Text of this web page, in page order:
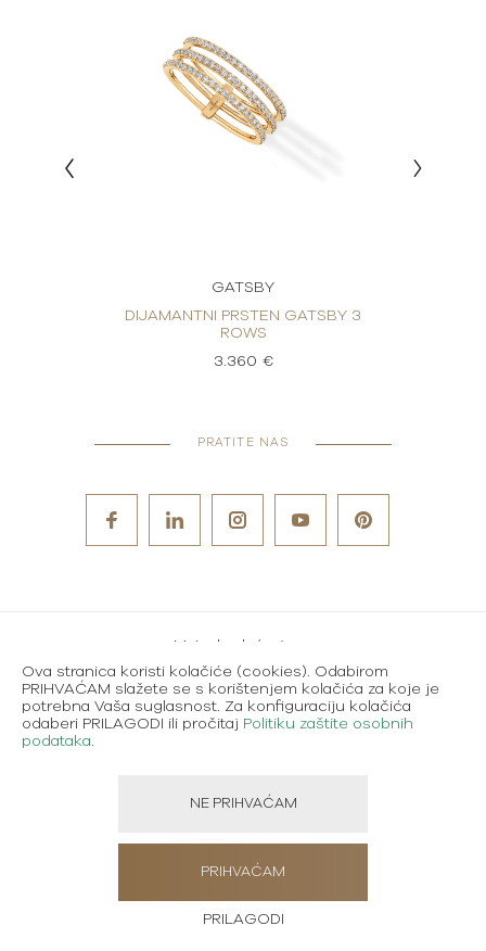
GATSBY
DIJAMANTNI PRSTEN GATSBY 3
ROWS
3.360 €
PRATITE NAS
Metode plaćanja
Karijere
Uvjeti korištenja
Created using magic by
Ova stranica koristi kolačiće (cookies). Odabirom
PRIHVAĆAM slažete se s korištenjem kolačića za koje je
potrebna Vaša suglasnost. Za konfiguraciju kolačića
odaberi PRILAGODI ili pročitaj Politiku zaštite osobnih
podataka.
PRILAGODI
NE PRIHVAĆAM
PRIHVAĆAM